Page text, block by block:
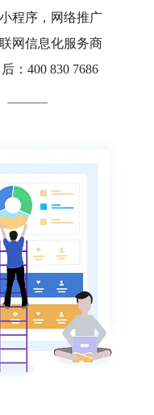
程序，网络推广
网信息化服务商
：400 830 7686